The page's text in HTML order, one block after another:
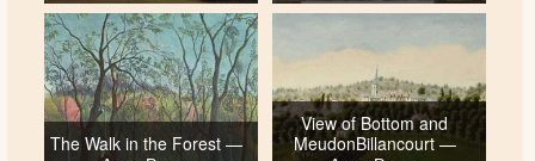
The Walk in the Forest —
View of Bottom and
MeudonBillancourt —